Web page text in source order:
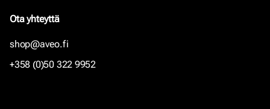
Ota yhteyttä
shop@aveo.fi
+358 (0)50 322 9952